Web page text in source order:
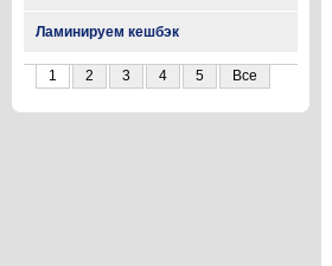
Ламинируем кешбэк
1 2 3 4 5 Все